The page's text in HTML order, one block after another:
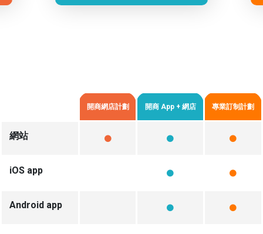
開商網店計劃 開商 App + 網店 專業訂制計劃
網站
iOS app
Android app